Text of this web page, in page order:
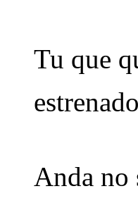
Tu que
Anda no